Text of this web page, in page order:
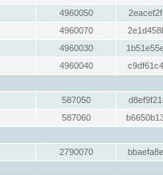
4960050
4960070
4960030
4960040
587050
587060
2790070